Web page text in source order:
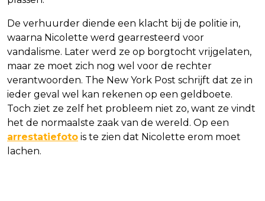
De verhuurder diende een klacht bij de politie in,
waarna Nicolette werd gearresteerd voor
vandalisme. Later werd ze op borgtocht vrijgelaten,
maar ze moet zich nog wel voor de rechter
verantwoorden. The New York Post schrijft dat ze in
ieder geval wel kan rekenen op een geldboete.
Toch ziet ze zelf het probleem niet zo, want ze vindt
het de normaalste zaak van de wereld. Op een
arrestatiefoto is te zien dat Nicolette erom moet
lachen.